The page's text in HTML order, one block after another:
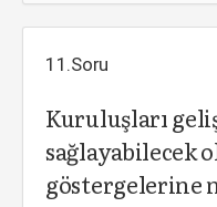
11.Soru
Kuruluşları
sağlayabilecek
göstergelerine